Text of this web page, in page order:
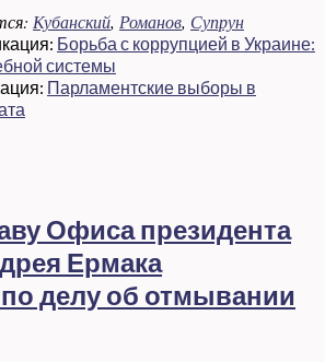
Кубанский, Романов, Супрун
Борьба с коррупцией в Украине:
системы
Парламентские выборы в
Офиса президента
Ермака
делу об отмывании